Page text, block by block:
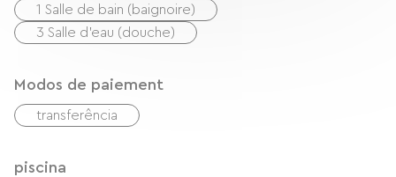
1 Salle de bain (baignoire)
3 Salle d'eau (douche)
Modos de paiement
transferência
piscina